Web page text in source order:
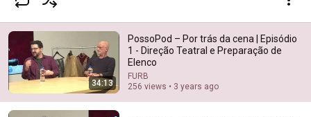
Subscribe
Comments
Comment...
34:13
PossoPod – Por trás da cena | Episódio
1 - Direção Teatral e Preparação de
Elenco
FURB
256 views • 3 years ago